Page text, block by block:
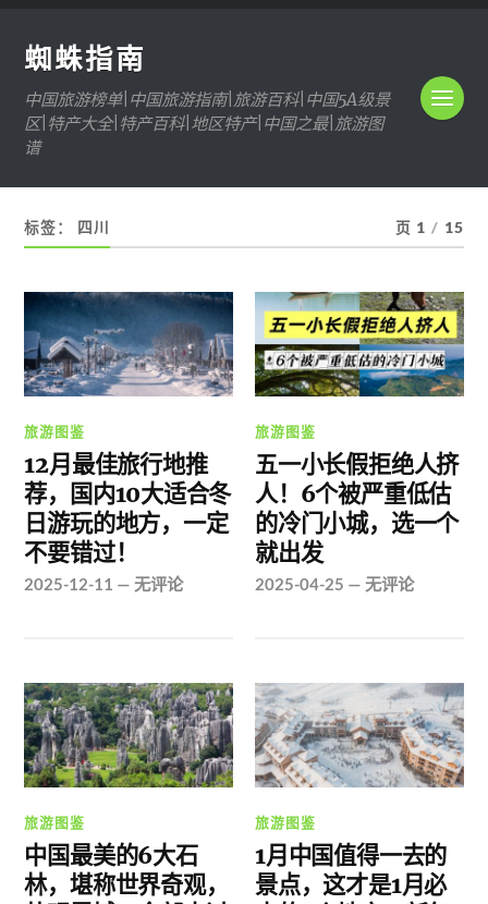
蜘蛛指南
中国旅游榜单|中国旅游指南|旅游百科|中国5A级景
区|特产大全|特产百科|地区特产|中国之最|旅游图
谱
标签： 四川 页 1 / 15
旅游图鉴
12月最佳旅行地推
荐，国内10大适合冬
日游玩的地方，一定
不要错过！
2025-12-11 —无评论
旅游图鉴
五一小长假拒绝人挤
人！6个被严重低估
的冷门小城，选一个
就出发
2025-04-25 —无评论
旅游图鉴
中国最美的6大石
林，堪称世界奇观，
旅游图鉴
1月中国值得一去的
景点，这才是1月必